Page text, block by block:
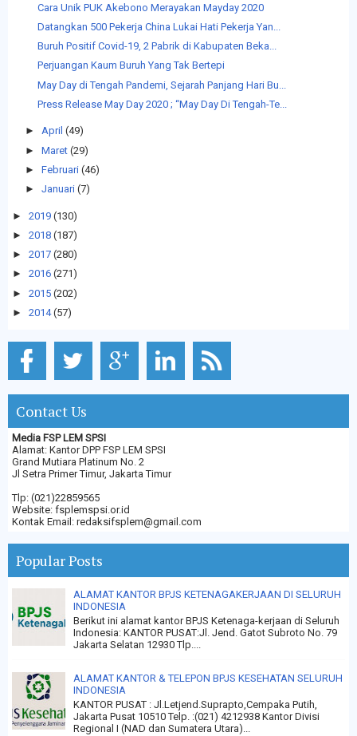
Cara Unik PUK Akebono Merayakan Mayday 2020
Datangkan 500 Pekerja China Lukai Hati Pekerja Yan...
Buruh Positif Covid-19, 2 Pabrik di Kabupaten Beka...
Perjuangan Kaum Buruh Yang Tak Bertepi
May Day di Tengah Pandemi, Sejarah Panjang Hari Bu...
Press Release May Day 2020 ; “May Day Di Tengah-Te...
► April (49)
► Maret (29)
► Februari (46)
► Januari (7)
► 2019 (130)
► 2018 (187)
► 2017 (280)
► 2016 (271)
► 2015 (202)
► 2014 (57)
Contact Us
Media FSP LEM SPSI
Alamat: Kantor DPP FSP LEM SPSI
Grand Mutiara Platinum No. 2
Jl Setra Primer Timur, Jakarta Timur
Tlp: (021)22859565
Website: fsplemspsi.or.id
Kontak Email: redaksifsplem@gmail.com
Popular Posts
ALAMAT KANTOR BPJS KETENAGAKERJAAN DI SELURUH
INDONESIA
Berikut ini alamat kantor BPJS Ketenaga-kerjaan di Seluruh
Indonesia: KANTOR PUSAT:Jl. Jend. Gatot Subroto No. 79
Jakarta Selatan 12930 Tlp....
ALAMAT KANTOR & TELEPON BPJS KESEHATAN SELURUH
INDONESIA
KANTOR PUSAT : Jl.Letjend.Suprapto,Cempaka Putih,
Jakarta Pusat 10510 Telp. :(021) 4212938 Kantor Divisi
Regional I (NAD dan Sumatera Utara)...